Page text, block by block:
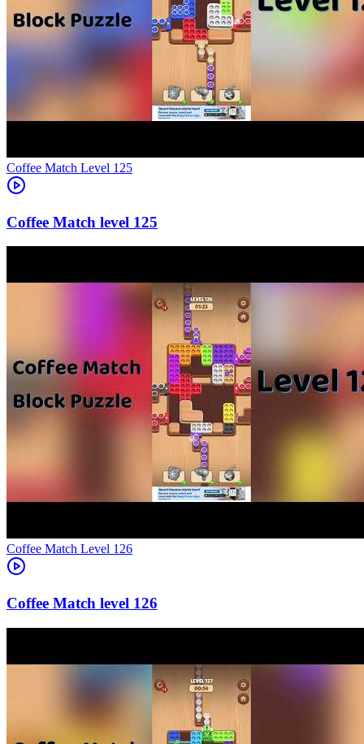
Level 125
125
Level 126
126